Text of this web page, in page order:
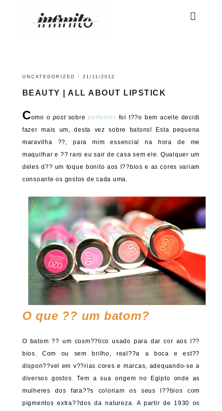
UNCATEGORIZED · 21/11/2012
BEAUTY | ALL ABOUT LIPSTICK
Como o postsobre perfumes foi t??o bem aceite decidi
fazer mais um, desta vez sobre batons! Esta pequena
maravilha ??, para mim essencial na hora de me
maquilhar e ?? raro eu sair de casa sem ele. Qualquer um
deles d?? um toque bonito aos l??bios e as cores variam
consoante os gostos de cada uma.
O que ?? um batom?
O batom ?? um cosm??tico usado para dar cor aos l??
bios. Com ou sem brilho, real??a a boca e est??
dispon??vel em v??rias cores e marcas, adequando-se a
diversos gostos. Tem a sua origem no Egipto onde as
mulheres dos fara??s coloriam os seus l??bios com
pigmentos extra??dos da natureza. A partir de 1930 os